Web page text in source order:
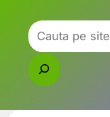
content
Caută